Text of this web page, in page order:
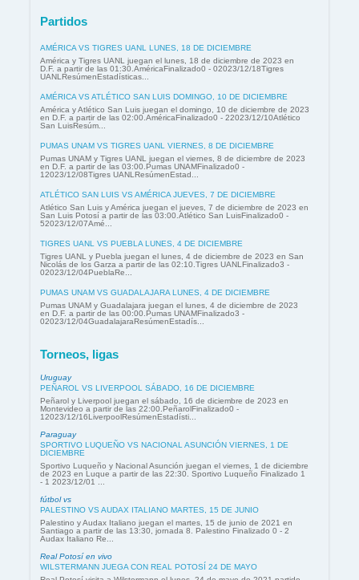
Partidos
AMÉRICA VS TIGRES UANL LUNES, 18 DE DICIEMBRE
América y Tigres UANL juegan el lunes, 18 de diciembre de 2023 en
D.F. a partir de las 01:30.AméricaFinalizado0 - 02023/12/18Tigres
UANLResúmenEstadísticas...
AMÉRICA VS ATLÉTICO SAN LUIS DOMINGO, 10 DE DICIEMBRE
América y Atlético San Luis juegan el domingo, 10 de diciembre de 2023
en D.F. a partir de las 02:00.AméricaFinalizado0 - 22023/12/10Atlético
San LuisResúm...
PUMAS UNAM VS TIGRES UANL VIERNES, 8 DE DICIEMBRE
Pumas UNAM y Tigres UANL juegan el viernes, 8 de diciembre de 2023
en D.F. a partir de las 03:00.Pumas UNAMFinalizado0 -
12023/12/08Tigres UANLResúmenEstad...
ATLÉTICO SAN LUIS VS AMÉRICA JUEVES, 7 DE DICIEMBRE
Atlético San Luis y América juegan el jueves, 7 de diciembre de 2023 en
San Luis Potosí a partir de las 03:00.Atlético San LuisFinalizado0 -
52023/12/07Amé...
TIGRES UANL VS PUEBLA LUNES, 4 DE DICIEMBRE
Tigres UANL y Puebla juegan el lunes, 4 de diciembre de 2023 en San
Nicolás de los Garza a partir de las 02:10.Tigres UANLFinalizado3 -
02023/12/04PueblaRe...
PUMAS UNAM VS GUADALAJARA LUNES, 4 DE DICIEMBRE
Pumas UNAM y Guadalajara juegan el lunes, 4 de diciembre de 2023
en D.F. a partir de las 00:00.Pumas UNAMFinalizado3 -
02023/12/04GuadalajaraResúmenEstadís...
Torneos, ligas
Uruguay
PEÑAROL VS LIVERPOOL SÁBADO, 16 DE DICIEMBRE
Peñarol y Liverpool juegan el sábado, 16 de diciembre de 2023 en
Montevideo a partir de las 22:00.PeñarolFinalizado0 -
12023/12/16LiverpoolResúmenEstadísti...
Paraguay
SPORTIVO LUQUEÑO VS NACIONAL ASUNCIÓN VIERNES, 1 DE
DICIEMBRE
Sportivo Luqueño y Nacional Asunción juegan el viernes, 1 de diciembre
de 2023 en Luque a partir de las 22:30. Sportivo Luqueño Finalizado 1
- 1 2023/12/01 ...
fútbol vs
PALESTINO VS AUDAX ITALIANO MARTES, 15 DE JUNIO
Palestino y Audax Italiano juegan el martes, 15 de junio de 2021 en
Santiago a partir de las 13:30, jornada 8. Palestino Finalizado 0 - 2
Audax Italiano Re...
Real Potosí en vivo
WILSTERMANN JUEGA CON REAL POTOSÍ 24 DE MAYO